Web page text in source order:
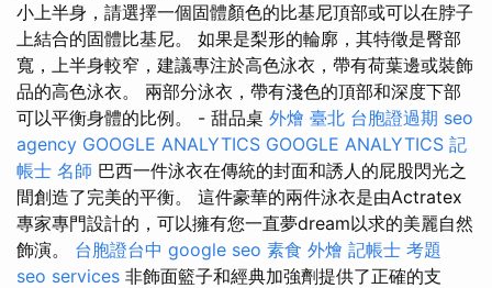
小上半身，請選擇一個固體顏色的比基尼頂部或可以在脖子
上結合的固體比基尼。 如果是梨形的輪廓，其特徵是臀部
寬，上半身較窄，建議專注於高色泳衣，帶有荷葉邊或裝飾
品的高色泳衣。 兩部分泳衣，帶有淺色的頂部和深度下部
可以平衡身體的比例。 - 甜品桌 外燴 臺北 台胞證過期 seo
agency GOOGLE ANALYTICS GOOGLE ANALYTICS 記
帳士 名師 巴西一件泳衣在傳統的封面和誘人的屁股閃光之
間創造了完美的平衡。 這件豪華的兩件泳衣是由Actratex
專家專門設計的，可以擁有您一直夢dream以求的美麗自然
飾演。 台胞證台中 google seo 素食 外燴 記帳士 考題
seo services 非飾面籃子和經典加強劑提供了正確的支